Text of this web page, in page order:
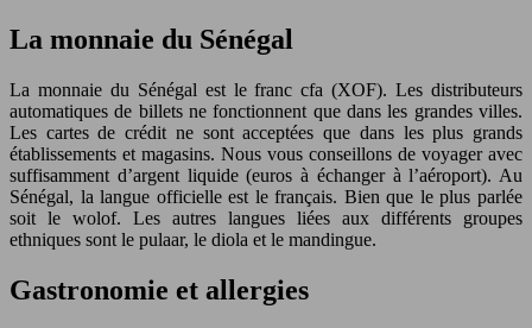
La monnaie du Sénégal
La monnaie du Sénégal est le franc cfa (XOF). Les distributeurs
automatiques de billets ne fonctionnent que dans les grandes villes.
Les cartes de crédit ne sont acceptées que dans les plus grands
établissements et magasins. Nous vous conseillons de voyager avec
suffisamment d’argent liquide (euros à échanger à l’aéroport). Au
Sénégal, la langue officielle est le français. Bien que le plus parlée
soit le wolof. Les autres langues liées aux différents groupes
ethniques sont le pulaar, le diola et le mandingue.
Gastronomie et allergies